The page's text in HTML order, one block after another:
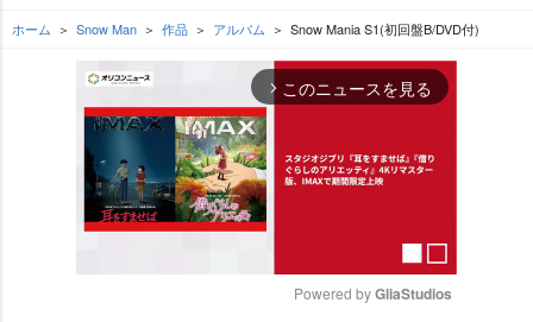
ホーム Snow Man 作品 アルバム Snow Mania S1(初回盤B/DVD付)
arrow_forward_ios このニュースを見る
Powered by GliaStudios